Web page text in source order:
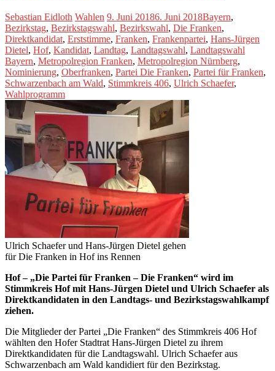
Sebastian Eidloth Wahlen 9. Juni 20186. Juni 2018Bayern,
Bezirkstag, Bezirkstagswahl, Bezirkswahl, Die Franken,
Direktkandidat, Erststimme, Franken, Frankenpartei, Hans-Jürgen
Dietel, Hof, Kandidat, Landtag, Landtagswahl, Landtagswahl
Bayern, Metropolregion Franken, Metropolregion Nürnberg,
Nominierung, Oberfranken, Partei Die Franken, Partei für Franken,
Schwarzenbach am Wald, Stimmkreis 406, Ulrich Schaefer,
Wahlprogramm
Ulrich Schaefer und Hans-Jürgen Dietel gehen
für Die Franken in Hof ins Rennen
Hof – „Die Partei für Franken – Die Franken“ wird im
Stimmkreis Hof mit Hans-Jürgen Dietel und Ulrich Schaefer als
Direktkandidaten in den Landtags- und Bezirkstagswahlkampf
ziehen.
Die Mitglieder der Partei „Die Franken“ des Stimmkreis 406 Hof
wählten den Hofer Stadtrat Hans-Jürgen Dietel zu ihrem
Direktkandidaten für die Landtagswahl. Ulrich Schaefer aus
Schwarzenbach am Wald kandidiert für den Bezirkstag.